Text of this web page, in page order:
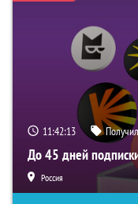
11:42:12
До 45 дней
Россия